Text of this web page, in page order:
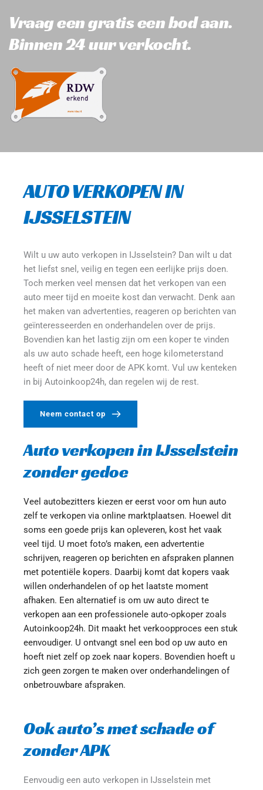
Vraag een gratis een bod aan.
Binnen 24 uur verkocht.
AUTO VERKOPEN IN
IJSSELSTEIN
Wilt u uw auto verkopen in IJsselstein? Dan wilt u dat
het liefst snel, veilig en tegen een eerlijke prijs doen.
Toch merken veel mensen dat het verkopen van een
auto meer tijd en moeite kost dan verwacht. Denk aan
het maken van advertenties, reageren op berichten van
geïnteresseerden en onderhandelen over de prijs.
Bovendien kan het lastig zijn om een koper te vinden
als uw auto schade heeft, een hoge kilometerstand
heeft of niet meer door de APK komt. Vul uw kenteken
in bij Autoinkoop24h, dan regelen wij de rest.
Neem contact op
Auto verkopen in IJsselstein
zonder gedoe
Veel autobezitters kiezen er eerst voor om hun auto
zelf te verkopen via online marktplaatsen. Hoewel dit
soms een goede prijs kan opleveren, kost het vaak
veel tijd. U moet foto’s maken, een advertentie
schrijven, reageren op berichten en afspraken plannen
met potentiële kopers. Daarbij komt dat kopers vaak
willen onderhandelen of op het laatste moment
afhaken. Een alternatief is om uw auto direct te
verkopen aan een professionele auto-opkoper zoals
Autoinkoop24h. Dit maakt het verkoopproces een stuk
eenvoudiger. U ontvangt snel een bod op uw auto en
hoeft niet zelf op zoek naar kopers. Bovendien hoeft u
zich geen zorgen te maken over onderhandelingen of
onbetrouwbare afspraken.
Ook auto’s met schade of
zonder APK
Eenvoudig een auto verkopen in IJsselstein met